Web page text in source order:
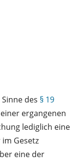
des § 19
ergangenen
lediglich eine
Gesetz
eine der